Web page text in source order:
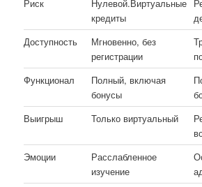
Риск
Нулевой.Виртуальные
кредиты
Доступность
Мгновенно, без
регистрации
Функционал
Полный, включая
бонусы
Выигрыш
Только виртуальный
Эмоции
Расслабленное
изучение